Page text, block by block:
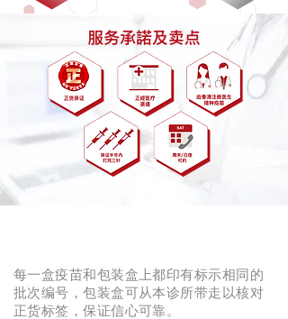
每一盒疫苗和包装盒上都印有标示相同的
批次编号，包装盒可从本诊所带走以核对
正货标签，保证信心可靠。